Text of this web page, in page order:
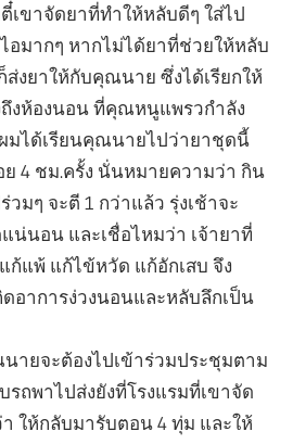
เขาจัดยาที่ทำให้หลับดีๆ ใส่ไป
อมากๆ หากไม่ได้ยาที่ช่วยให้หลับ
ส่งยาให้กับคุณนาย ซึ่งได้เรียกให้
งห้องนอน ที่คุณหนูแพรวกำลัง
มได้เรียนคุณนายไปว่ายาชุดนี้
ย 4 ชม.ครั้ง นั่นหมายความว่า กิน
มๆ จะตี 1 กว่าแล้ว รุ่งเช้าจะ
น่นอน และเชื่อไหมว่า เจ้ายาที่
แพ้ แก้ไข้หวัด แก้อักเสบ จึง
อาการง่วงนอนและหลับลึกเป็น
นายจะต้องไปเข้าร่วมประชุมตาม
ถพาไปส่งยังที่โรงแรมที่เขาจัด
ให้กลับมารับตอน 4 ทุ่ม และให้